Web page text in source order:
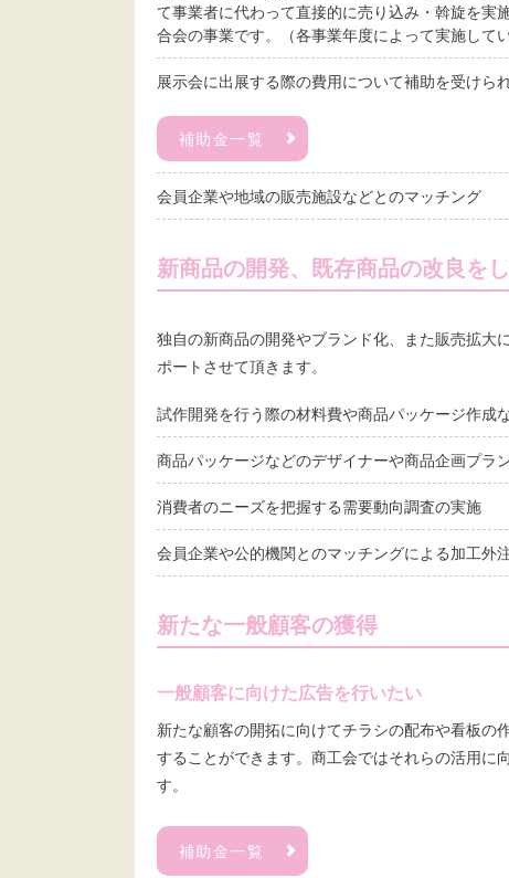
て事業者に代わって直接的に売り込み・斡旋を実
合会の事業です。（各事業年度によって実施して
展示会に出展する際の費用について補助を受けら
補助金一覧
会員企業や地域の販売施設などとのマッチング
新商品の開発、既存商品の改良を
独自の新商品の開発やブランド化、また販売拡大
ポートさせて頂きます。
試作開発を行う際の材料費や商品パッケージ作成
商品パッケージなどのデザイナーや商品企画プラ
消費者のニーズを把握する需要動向調査の実施
会員企業や公的機関とのマッチングによる加工外
新たな一般顧客の獲得
一般顧客に向けた広告を行いたい
新たな顧客の開拓に向けてチラシの配布や看板の
することができます。商工会ではそれらの活用に
す。
補助金一覧